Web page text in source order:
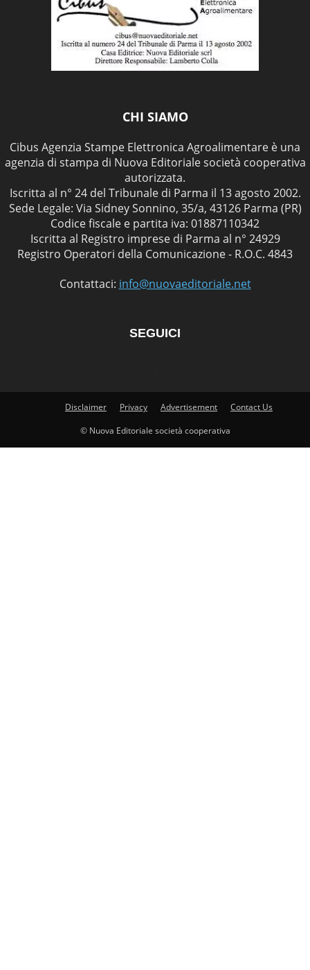
CHI SIAMO
Cibus Agenzia Stampe Elettronica Agroalimentare è una
agenzia di stampa di Nuova Editoriale società cooperativa
autorizzata.
Iscritta al n° 24 del Tribunale di Parma il 13 agosto 2002.
Sede Legale: Via Sidney Sonnino, 35/a, 43126 Parma (PR)
Codice fiscale e partita iva: 01887110342
Iscritta al Registro imprese di Parma al n° 24929
Registro Operatori della Comunicazione - R.O.C. 4843
Contattaci: info@nuovaeditoriale.net
SEGUICI
Disclaimer Privacy Advertisement
Contact Us
© Nuova Editoriale società cooperativa